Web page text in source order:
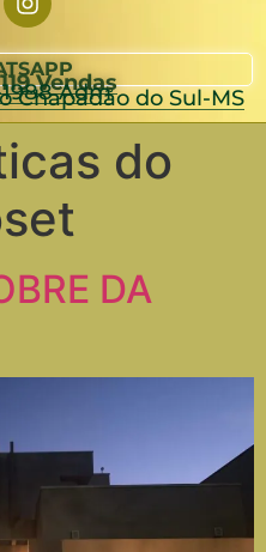
Vendas
Adm
Chapadão do Sul-MS
do
DA